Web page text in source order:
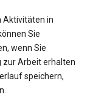
Aktivitäten in
Sie
wenn Sie
zur Arbeit erhalten
speichern,